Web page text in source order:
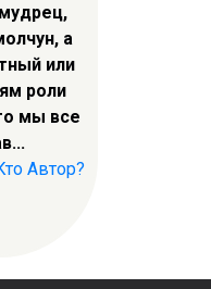
а
или
роли
мы все
Автор?